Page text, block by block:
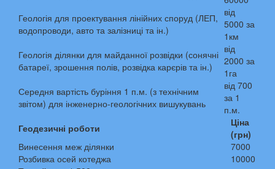
Геологія для проектування лінійних споруд (ЛЕП,
водопроводи, авто та залізниці та ін.)
від
5000 за
1км
Геологія ділянки для майданної розвідки (сонячні
батареї, зрошення полів, розвідка карєрів та ін.)
від
2000 за
1га
Середня вартість буріння 1 п.м. (з технічним
звітом) для інженерно-геологічних вишукувань
від 700
за 1
п.м.
Геодезичні роботи
Ціна
(грн)
Винесення меж ділянки
7000
Розбивка осей котеджа
10000